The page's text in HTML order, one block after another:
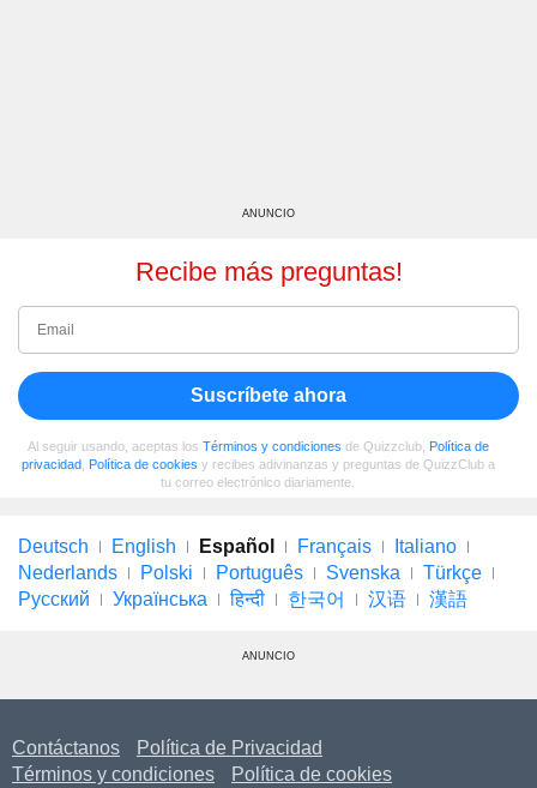
ANUNCIO
Recibe más preguntas!
Suscríbete ahora
Al seguir usando, aceptas los Términos y condiciones de Quizzclub, Política de
privacidad, Política de cookies y recibes adivinanzas y preguntas de QuizzClub a
tu correo electrónico diariamente.
Deutsch English Español Français
Italiano
Nederlands
Polski Português Svenska
Türkçe
Русский
Українська हिन्दी 한국어 汉语 漢語
ANUNCIO
Contáctanos
Política de Privacidad
Términos y condiciones
Política de cookies